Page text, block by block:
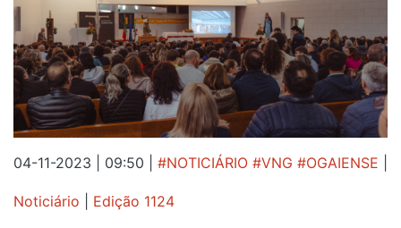
04-11-2023 | 09:50 #NOTICIÁRIO #VNG #OGAIENSE
Noticiário Edição 1124